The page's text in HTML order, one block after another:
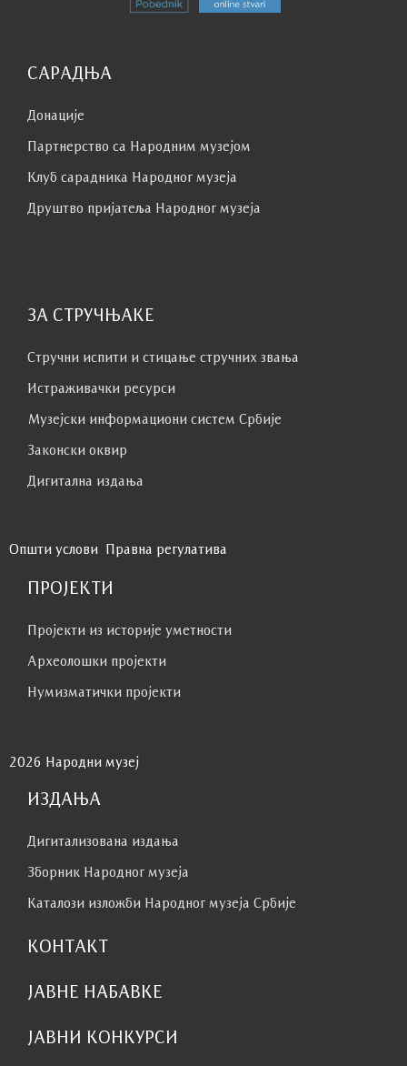
САРАДЊА
Донације
Партнерство са Народним музејoм
Клуб сaрaдникa Народног музеја
Друштво пријатеља Народног музеја
ЗА СТРУЧЊАКЕ
Стручни испити и стицање стручних звања
Истраживачки ресурси
Музејски информациони систем Србије
Законски оквир
Дигитална издања
Општи услови Правна регулатива
ПРОЈЕКТИ
Пројекти из историје уметности
Археолошки пројекти
Нумизматички пројекти
2026 Народни музеј
ИЗДАЊА
Дигитализована издања
Зборник Народног музеја
Каталози изложби Народног музеја Србије
КОНТАКТ
ЈАВНЕ НАБАВКЕ
ЈАВНИ КОНКУРСИ